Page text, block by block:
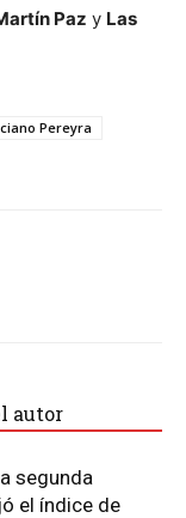
Paz y Las
Pereyra
autor
segunda
el índice de